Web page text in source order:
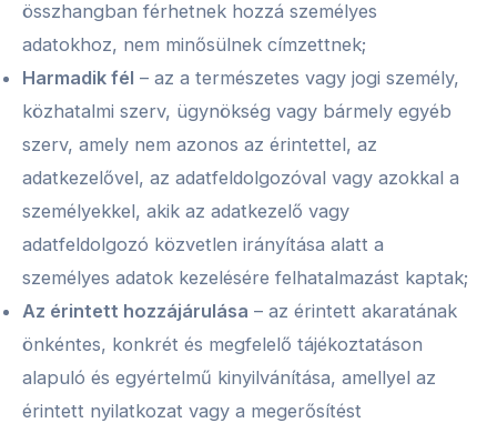
összhangban férhetnek hozzá személyes
adatokhoz, nem minősülnek címzettnek;
Harmadik fél – az a természetes vagy jogi személy,
közhatalmi szerv, ügynökség vagy bármely egyéb
szerv, amely nem azonos az érintettel, az
adatkezelővel, az adatfeldolgozóval vagy azokkal a
személyekkel, akik az adatkezelő vagy
adatfeldolgozó közvetlen irányítása alatt a
személyes adatok kezelésére felhatalmazást kaptak;
Az érintett hozzájárulása – az érintett akaratának
önkéntes, konkrét és megfelelő tájékoztatáson
alapuló és egyértelmű kinyilvánítása, amellyel az
érintett nyilatkozat vagy a megerősítést